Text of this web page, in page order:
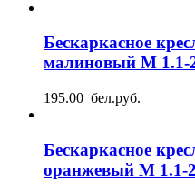
Бескаркасное
малиновый М 1.1-
195.00 бел.руб.
Бескаркасное
оранжевый М 1.1-